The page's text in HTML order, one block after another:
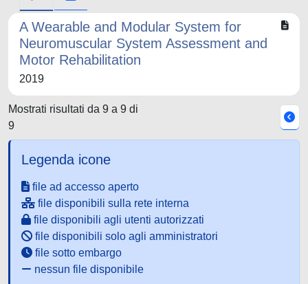
A Wearable and Modular System for
Neuromuscular System Assessment and
Motor Rehabilitation
2019
Mostrati risultati da 9 a 9 di
9
Legenda icone
file ad accesso aperto
file disponibili sulla rete interna
file disponibili agli utenti autorizzati
file disponibili solo agli amministratori
file sotto embargo
nessun file disponibile